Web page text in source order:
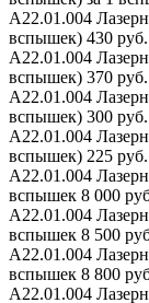
А22.01.004
вспышек) 430 руб.
А22.01.004
вспышек) 370 руб.
А22.01.004
вспышек) 300 руб.
А22.01.004
вспышек) 225 руб.
А22.01.004
вспышек 8 000
А22.01.004
вспышек 8 500
А22.01.004
вспышек 8 800
А22.01.004